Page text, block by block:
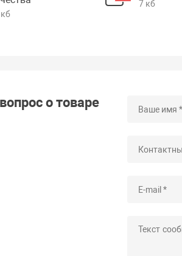
7 кб
о товаре